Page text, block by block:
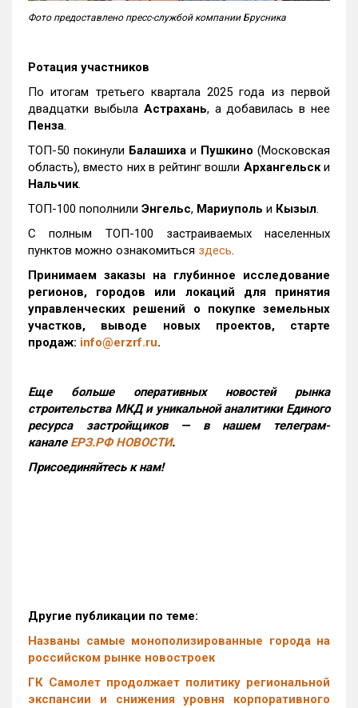
Фото предоставлено пресс-службой компании Брусника
Ротация участников
По итогам третьего квартала 2025 года из первой
двадцатки выбыла Астрахань, а добавилась в нее
Пенза.
ТОП-50 покинули Балашиха и Пушкино (Московская
область), вместо них в рейтинг вошли Архангельски
Нальчик.
ТОП-100 пополнили Энгельс, Мариуполь и Кызыл.
С полным ТОП-100 застраиваемых населенных
пунктов можно ознакомиться здесь.
Принимаем заказы на глубинное исследование
регионов, городов или локаций для принятия
управленческих решений о покупке земельных
участков, выводе новых проектов, старте
продаж: info@erzrf.ru.
Еще больше оперативных новостей рынка
строительства МКД и уникальной аналитики Единого
ресурса застройщиков — в нашем телеграм-
канале ЕРЗ.РФ НОВОСТИ.
Присоединяйтесь к нам!
Другие публикации по теме:
Названы самые монополизированные города на
российском рынке новостроек
ГК Самолет продолжает политику региональной
экспансии и снижения уровня корпоративного